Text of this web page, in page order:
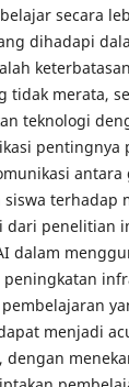
secara
dihadapi
tidak merata,
teknologi
pentingnya
siswa terhadap
dari penelitian
dalam
peningkatan
menjadi
dengan